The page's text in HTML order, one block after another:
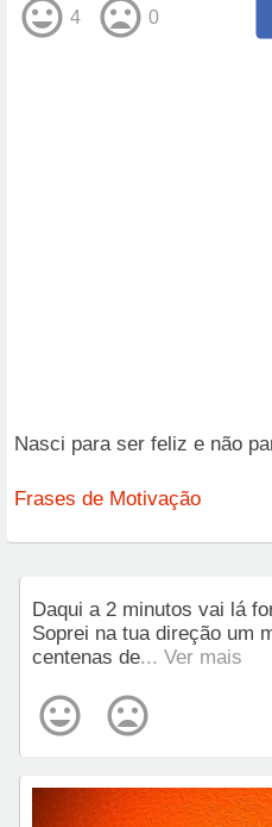
4 0
Nasci para ser feliz e não
Frases de Motivação
Daqui a 2 minutos vai lá
Soprei na tua direção um
centenas de... Ver mais